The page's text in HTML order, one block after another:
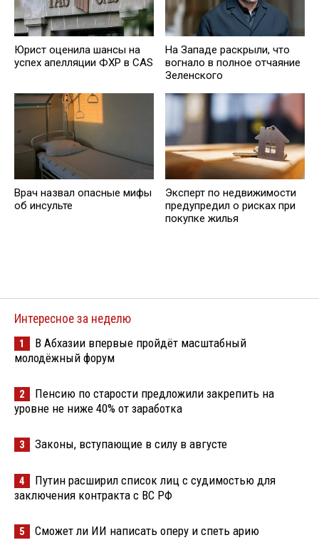
Юрист оценила шансы на
успех апелляции ФХР в CAS
На Западе раскрыли, что
вогнало в полное отчаяние
Зеленского
Врач назвал опасные мифы
об инсульте
Эксперт по недвижимости
предупредил о рисках при
покупке жилья
Интересное за неделю
1
В Абхазии впервые пройдёт масштабный
молодёжный форум
2
Пенсию по старости предложили закрепить на
уровне не ниже 40% от заработка
3 Законы, вступающие в силу в августе
4
Путин расширил список лиц с судимостью для
заключения контракта с ВС РФ
5 Сможет ли ИИ написать оперу и спеть арию